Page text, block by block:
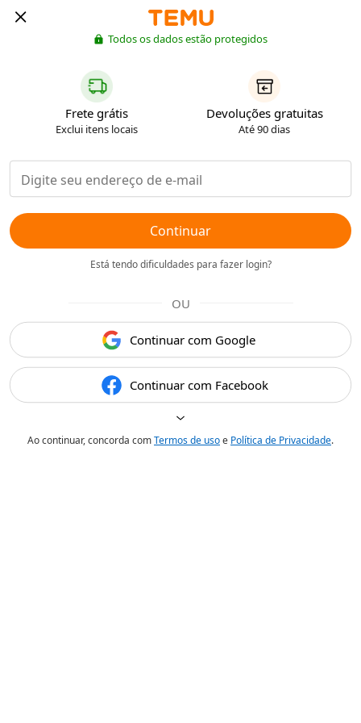
Todos os dados estão protegidos
Frete grátis
Exclui itens locais
Devoluções gratuitas
Até 90 dias
Continuar
Está tendo dificuldades para fazer login?
OU
Continuar com Google
Continuar com Facebook
Ao continuar, concorda comTermos de usoe Política de Privacidade.